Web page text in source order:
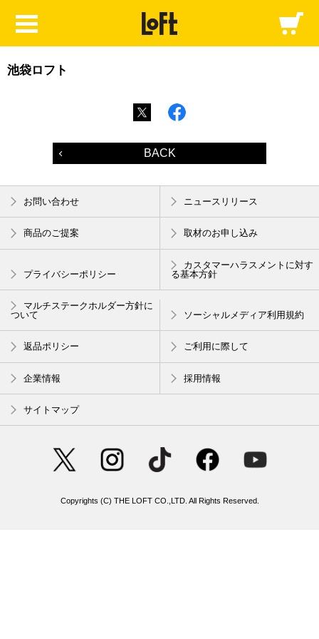
池袋ロフト
BACK
お問い合わせ ニュースリリース
商品のご提案 取材のお申し込み
プライバシーポリシー
カスタマーハラスメントに対す
る基本方針
マルチステークホルダー方針に
ついて
ソーシャルメディア利用規約
返品ポリシー ご利用に際して
企業情報 採用情報
サイトマップ
Copyrights (C) THE LOFT CO.,LTD. All Rights Reserved.